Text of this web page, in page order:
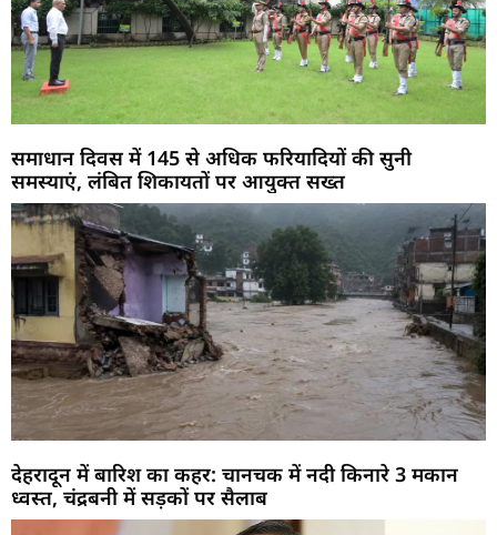
समाधान दिवस में 145 से अधिक फरियादियों की सुनी
समस्याएं, लंबित शिकायतों पर आयुक्त सख्त
देहरादून में बारिश का कहर: चानचक में नदी किनारे 3 मकान
ध्वस्त, चंद्रबनी में सड़कों पर सैलाब